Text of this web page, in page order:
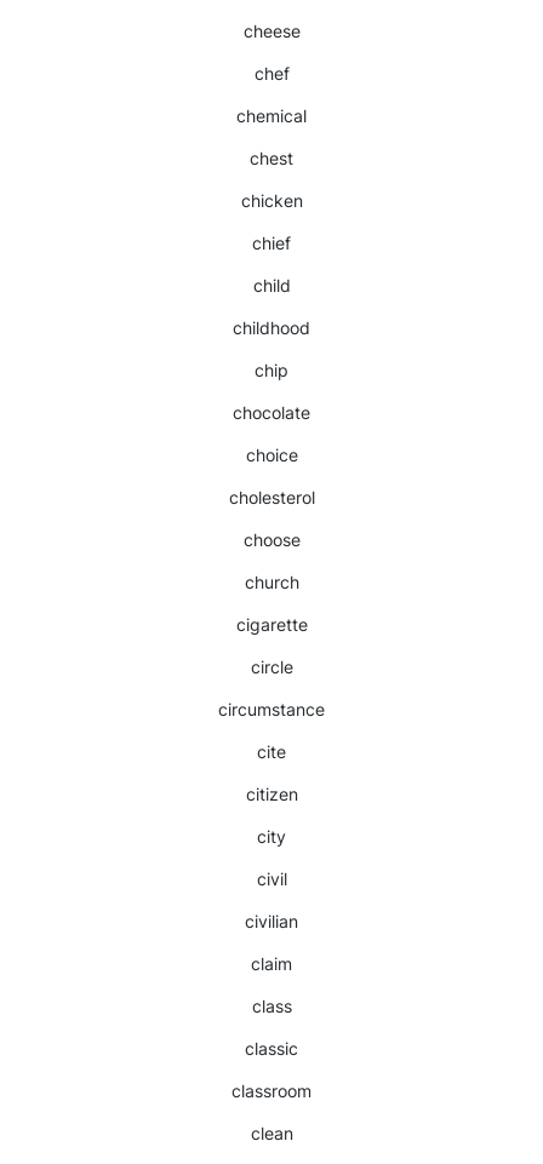
cheese
chef
chemical
chest
chicken
chief
child
childhood
chip
chocolate
choice
cholesterol
choose
church
cigarette
circle
circumstance
cite
citizen
city
civil
civilian
claim
class
classic
classroom
clean